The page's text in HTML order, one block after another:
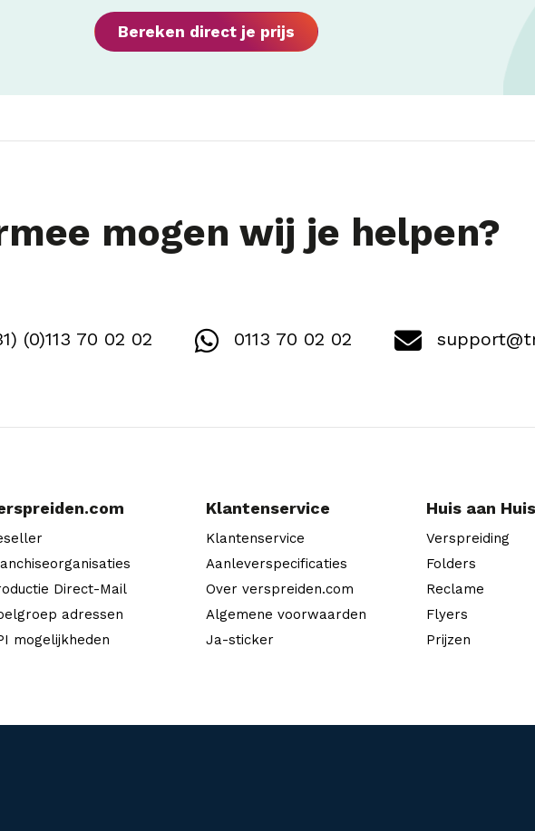
Bereken direct je prijs
mogen wij je helpen?
(0)113 70 02 02 0113 70 02 02
Direct-Mail
adressen
mogelijkheden
Klantenservice
Klantenservice
Aanleverspecificaties
Over verspreiden.com
Algemene voorwaarden
Ja-sticker
Huis aan Huis
Verspreiding
Folders
Reclame
Flyers
Prijzen